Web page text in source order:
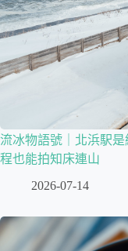
流冰物語號｜北浜駅
程也能拍知床連山
2026-07-14